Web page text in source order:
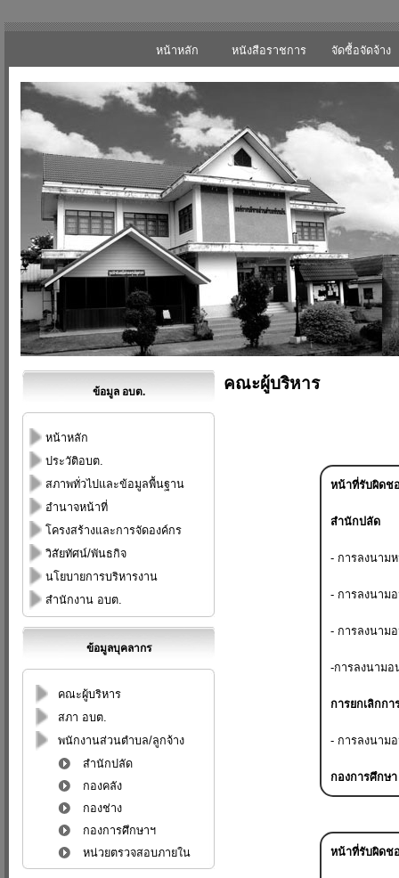
จัดซื้อจัดจ้าง
หนังสือราชการ
หน้าหลัก
ข้อมูล อบต.
หน้าหลัก
ประวัติอบต.
สภาพทั่วไปและข้อมูลพื้นฐาน
อำนาจหน้าที่
โครงสร้างและการจัดองค์กร
วิสัยทัศน์/พันธกิจ
นโยบายการบริหารงาน
สำนักงาน อบต.
ข้อมูลบุคลากร
คณะผู้บริหาร
สภา อบต.
พนักงานส่วนตำบล/ลูกจ้าง
สำนักปลัด
กองคลัง
กองช่าง
กองการศึกษาฯ
หน่วยตรวจสอบภายใน
คณะผู้บริหาร
หน้าที่รับผิดช
สำนักปลัด
- การลงนาม
- การลงนาม
- การลงนาม
-การลงนามอ
การยกเลิกกา
- การลงนาม
กองการศึกษา
หน้าที่รับผิดช